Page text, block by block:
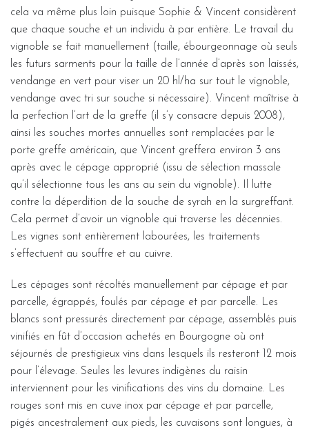
cela va même plus loin puisque Sophie & Vincent considèrent
que chaque souche et un individu à par entière. Le travail du
vignoble se fait manuellement (taille, ébourgeonnage où seuls
les futurs sarments pour la taille de l’année d’après son laissés,
vendange en vert pour viser un 20 hl/ha sur tout le vignoble,
vendange avec tri sur souche si nécessaire). Vincent maîtrise à
la perfection l’art de la greffe (il s’y consacre depuis 2008),
ainsi les souches mortes annuelles sont remplacées par le
porte greffe américain, que Vincent greffera environ 3 ans
après avec le cépage approprié (issu de sélection massale
qu’il sélectionne tous les ans au sein du vignoble). Il lutte
contre la déperdition de la souche de syrah en la surgreffant.
Cela permet d’avoir un vignoble qui traverse les décennies.
Les vignes sont entièrement labourées, les traitements
s’effectuent au souffre et au cuivre.
Les cépages sont récoltés manuellement par cépage et par
parcelle, égrappés, foulés par cépage et par parcelle. Les
blancs sont pressurés directement par cépage, assemblés puis
vinifiés en fût d’occasion achetés en Bourgogne où ont
séjournés de prestigieux vins dans lesquels ils resteront 12 mois
pour l’élevage. Seules les levures indigènes du raisin
interviennent pour les vinifications des vins du domaine. Les
rouges sont mis en cuve inox par cépage et par parcelle,
pigés ancestralement aux pieds, les cuvaisons sont longues, à